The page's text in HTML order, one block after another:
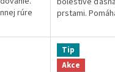
rúre
hviezdičiek.
prstami.
Tip
Akce